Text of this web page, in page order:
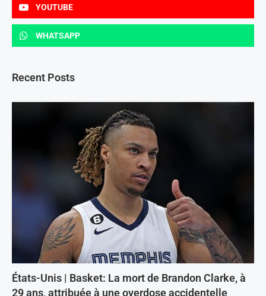
YOUTUBE
WHATSAPP
Recent Posts
États-Unis | Basket: La mort de Brandon Clarke, à
29 ans, attribuée à une overdose accidentelle